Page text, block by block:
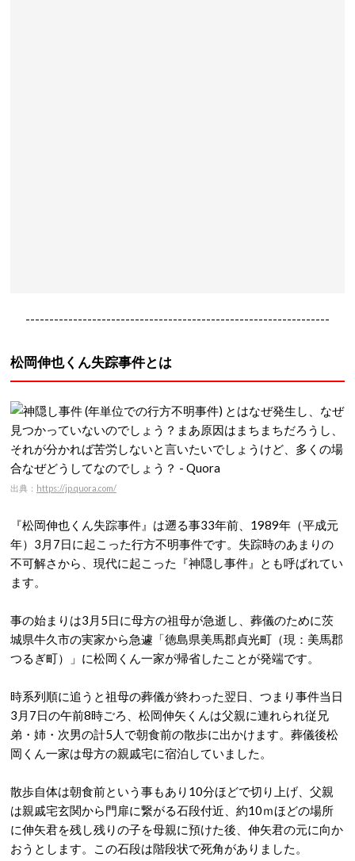
----------------------------------------------------------------
松岡伸也くん失踪事件とは
出典： https://jp.quora.com/
『松岡伸也くん失踪事件』は遡る事33年前、1989年（平成元
年）3月7日に起こった行方不明事件です。失踪時のあまりの
不可解さから、現代に起こった『神隠し事件』とも呼ばれてい
ます。
事の始まりは3月5日に母方の祖母が急逝し、葬儀のために茨
城県牛久市の実家から急遽「徳島県美馬郡貞光町（現：美馬郡
つるぎ町）」に松岡くん一家が帰省したことが発端です。
時系列順に追うと祖母の葬儀が終わった翌日、つまり事件当日
3月7日の午前8時ごろ、松岡伸矢くんは父親に連れられ従兄
弟・姉・次男の計5人で朝食前の散歩に出かけます。葬儀後松
岡くん一家は母方の親戚宅に宿泊していました。
散歩自体は朝食前という事もあり10分ほどで切り上げ、父親
は親戚宅玄関から門扉に繋がる石段付近、約10ｍほどの場所
に伸矢君を残し残りの子を母親に預けた後、伸矢君の元に向か
おうとします。この石段は階段状で死角がありました。